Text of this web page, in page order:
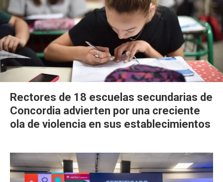
Rectores de 18 escuelas secundarias de
Concordia advierten por una creciente
ola de violencia en sus establecimientos